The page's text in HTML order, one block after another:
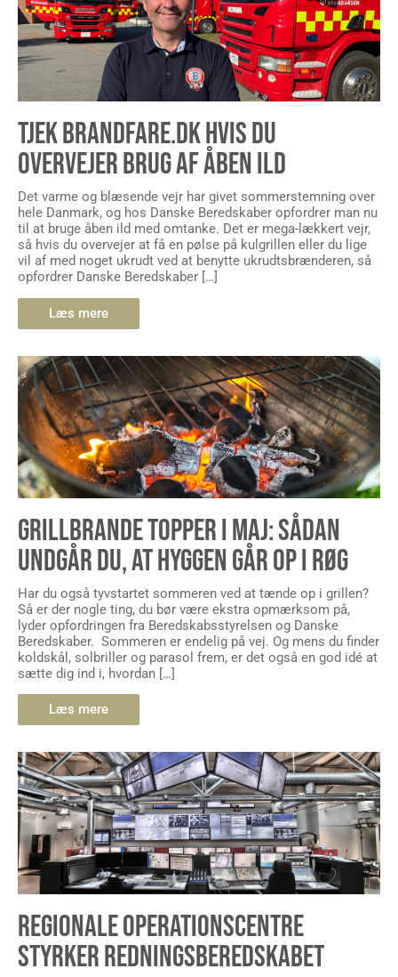
TJEK BRANDFARE.DK HVIS DU
OVERVEJER BRUG AF ÅBEN ILD
Det varme og blæsende vejr har givet sommerstemning over
hele Danmark, og hos Danske Beredskaber opfordrer man nu
til at bruge åben ild med omtanke. Det er mega-lækkert vejr,
så hvis du overvejer at få en pølse på kulgrillen eller du lige
vil af med noget ukrudt ved at benytte ukrudtsbrænderen, så
opfordrer Danske Beredskaber […]
Læs mere
GRILLBRANDE TOPPER I MAJ: SÅDAN
UNDGÅR DU, AT HYGGEN GÅR OP I RØG
Har du også tyvstartet sommeren ved at tænde op i grillen?
Så er der nogle ting, du bør være ekstra opmærksom på,
lyder opfordringen fra Beredskabsstyrelsen og Danske
Beredskaber. Sommeren er endelig på vej. Og mens du finder
koldskål, solbriller og parasol frem, er det også en god idé at
sætte dig ind i, hvordan […]
Læs mere
REGIONALE OPERATIONSCENTRE
STYRKER REDNINGSBEREDSKABET